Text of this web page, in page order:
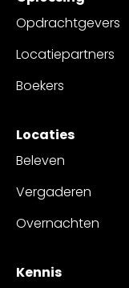
Opdrachtgevers
Locatiepartners
Boekers
Locaties
Beleven
Vergaderen
Overnachten
Kennis